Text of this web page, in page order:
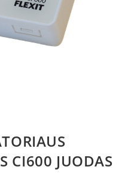
CI600 JUODAS